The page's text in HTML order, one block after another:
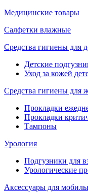
Медицинские товары
Салфетки влажные
Средства гигиены для
Детские
Уход за кожей
Средства гигиены для
Прокладки
Прокладки
Тампоны
Урология
Подгузники для
Урологические
Аксессуары для